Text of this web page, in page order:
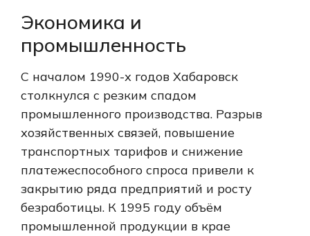
Экономика и
промышленность
С началом 1990-х годов Хабаровск
столкнулся с резким спадом
промышленного производства. Разрыв
хозяйственных связей, повышение
транспортных тарифов и снижение
платежеспособного спроса привели к
закрытию ряда предприятий и росту
безработицы. К 1995 году объём
промышленной продукции в крае